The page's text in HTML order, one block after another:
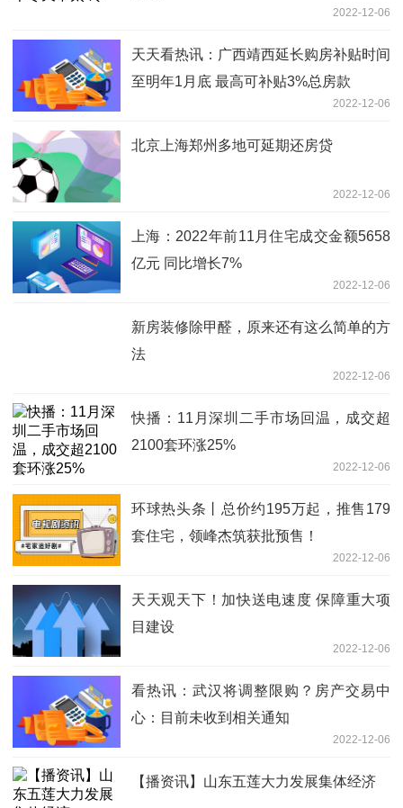
2022-12-06
天天看热讯：广西靖西延长购房补贴时间
至明年1月底 最高可补贴3%总房款
2022-12-06
北京上海郑州多地可延期还房贷
2022-12-06
上海：2022年前11月住宅成交金额5658
亿元 同比增长7%
2022-12-06
新房装修除甲醛，原来还有这么简单的方
法
2022-12-06
快播：11月深圳二手市场回温，成交超
2100套环涨25%
2022-12-06
环球热头条丨总价约195万起，推售179
套住宅，领峰杰筑获批预售！
2022-12-06
天天观天下！加快送电速度 保障重大项
目建设
2022-12-06
看热讯：武汉将调整限购？房产交易中
心：目前未收到相关通知
2022-12-06
【播资讯】山东五莲大力发展集体经济